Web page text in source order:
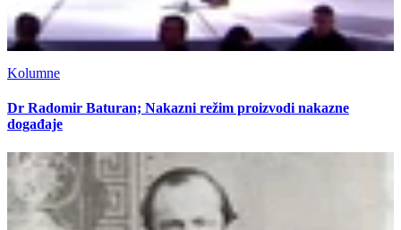
Kolumne
Dr Radomir Baturan; Nakazni režim proizvodi nakazne
događaje